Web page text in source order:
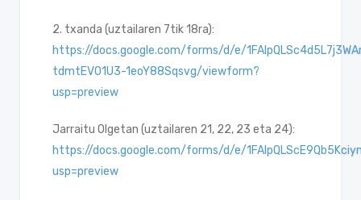
2. txanda (uztailaren 7tik 18ra):
https://docs.google.com/forms/d/e/
tdmtEV01U3-1eoY88Sqsvg/viewform?
usp=preview
Jarraitu Olgetan (uztailaren 21, 22, 23 eta 24):
https://docs.google.com/forms/d/e/
usp=preview